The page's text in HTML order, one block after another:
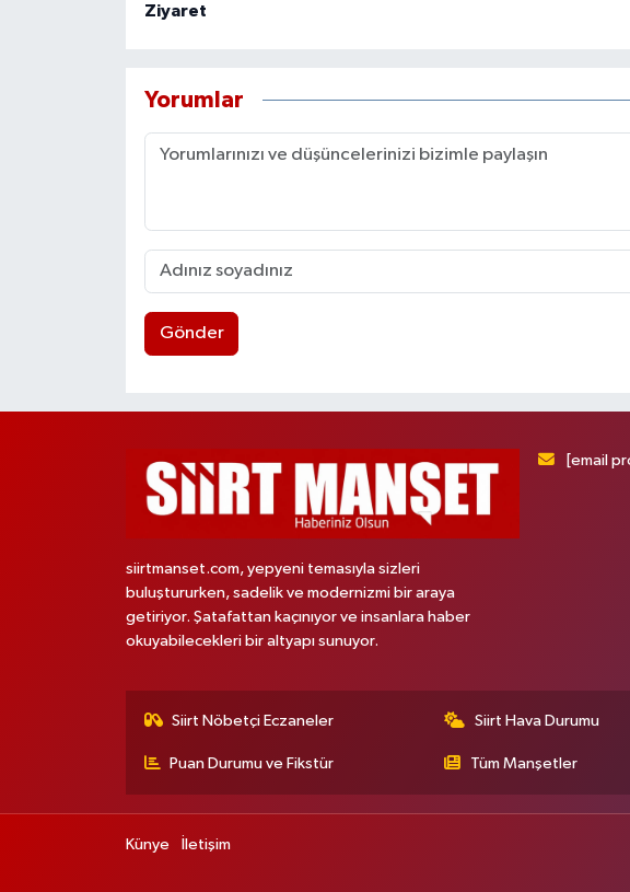
Ziyaret
Yorumlar
Gönder
siirtmanset.com, yepyeni temasıyla sizleri
buluştururken, sadelik ve modernizmi bir araya
getiriyor. Şatafattan kaçınıyor ve insanlara haber
okuyabilecekleri bir altyapı sunuyor.
[email
Siirt Nöbetçi Eczaneler Siirt Hava Durumu
Puan Durumu ve Fikstür Tüm Manşetler
Künye İletişim